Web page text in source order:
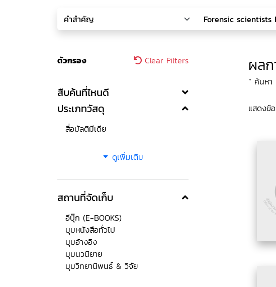
ตัวกรอง Clear Filters
สืบค้นที่ไหนดี
ประเภทวัสดุ
สื่อมัลติมีเดีย
ดูเพิ่มเติม
สถานที่จัดเก็บ
อีบุ๊ก (E-BOOKS)
มุมหนังสือทั่วไป
มุมอ้างอิง
มุมนวนิยาย
มุมวิทยานิพนธ์ & วิจัย
ผล
“ ค้นห
แสดงข้